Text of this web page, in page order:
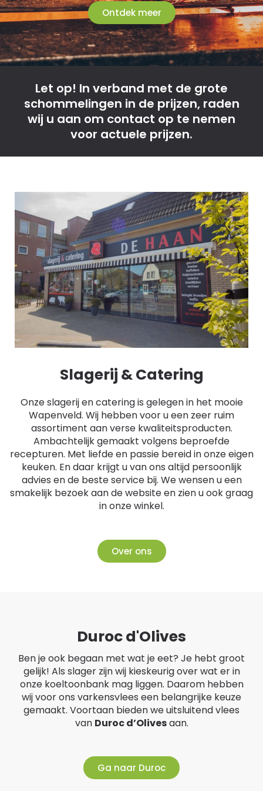
Ontdek meer
Let op! In verband met de grote
schommelingen in de prijzen, raden
wij u aan om contact op te nemen
voor actuele prijzen.
Slagerij & Catering
Onze slagerij en catering is gelegen in het mooie
Wapenveld. Wij hebben voor u een zeer ruim
assortiment aan verse kwaliteitsproducten.
Ambachtelijk gemaakt volgens beproefde
recepturen. Met liefde en passie bereid in onze eigen
keuken. En daar krijgt u van ons altijd persoonlijk
advies en de beste service bij. We wensen u een
smakelijk bezoek aan de website en zien u ook graag
in onze winkel.
Over ons
Duroc d'Olives
Ben je ook begaan met wat je eet? Je hebt groot
gelijk! Als slager zijn wij kieskeurig over wat er in
onze koeltoonbank mag liggen. Daarom hebben
wij voor ons varkensvlees een belangrijke keuze
gemaakt. Voortaan bieden we uitsluitend vlees
van Duroc d’Olivesaan.
Ga naar Duroc